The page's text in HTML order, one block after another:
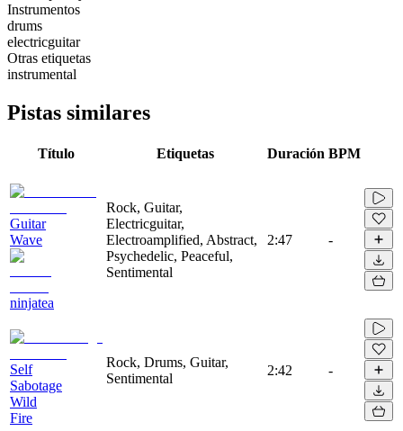
Instrumentos
drums
electricguitar
Otras etiquetas
instrumental
Pistas similares
Título Etiquetas Duración BPM
Guitar
Wave
ninjatea
Rock, Guitar,
Electricguitar,
Electroamplified, Abstract,
Psychedelic, Peaceful,
Sentimental
2:47 -
Self
Sabotage
Wild
Fire
Rock, Drums, Guitar,
Sentimental
2:42 -